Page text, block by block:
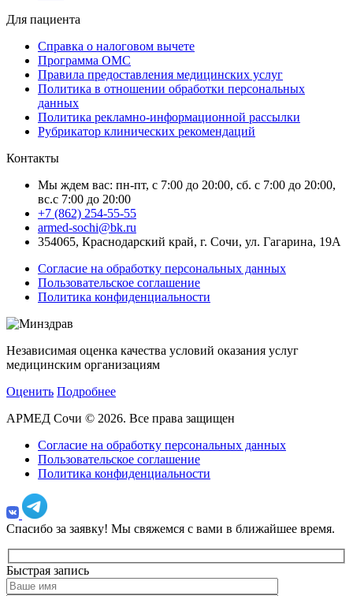
Для пациента
Справка о налоговом вычете
Программа ОМС
Правила предоставления медицинских услуг
Политика в отношении обработки персональных
данных
Политика рекламно-информационной рассылки
Рубрикатор клинических рекомендаций
Контакты
Мы ждем вас: пн-пт, с 7:00 до 20:00, сб. с 7:00 до 20:00,
вс.с 7:00 до 20:00
+7 (862) 254-55-55
armed-sochi@bk.ru
354065, Краснодарский край, г. Сочи, ул. Гагарина, 19А
Согласие на обработку персональных данных
Пользовательское соглашение
Политика конфиденциальности
Независимая оценка качества условий оказания услуг
медицинским организациям
Оценить Подробнее
АРМЕД Сочи © 2026. Все права защищен
Согласие на обработку персональных данных
Пользовательское соглашение
Политика конфиденциальности
Спасибо за заявку! Мы свяжемся с вами в ближайшее время.
Быстрая запись